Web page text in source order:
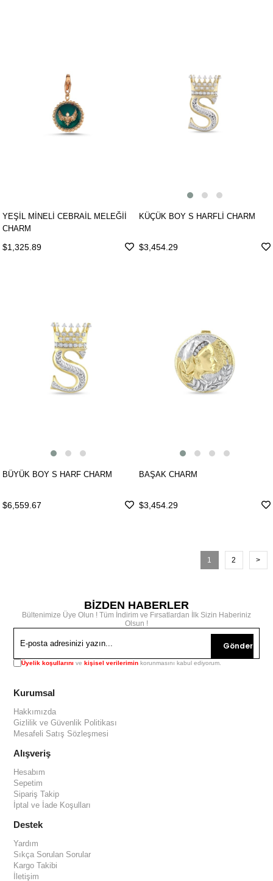
YEŞİL MİNELİ CEBRAİL MELEĞİİ
CHARM
$1,325.89
KÜÇÜK BOY S HARFLİ CHARM
$3,454.29
BÜYÜK BOY S HARF CHARM
$6,559.67
BAŞAK CHARM
$3,454.29
1 2 >
BİZDEN HABERLER
Bültenimize Üye Olun ! Tüm İndirim ve Fırsatlardan İlk Sizin Haberiniz
Olsun !
Gönder
Üyelik koşullarını vekişisel verilerimin korunmasını kabul ediyorum.
Kurumsal
Hakkımızda
Gizlilik ve Güvenlik Politikası
Mesafeli Satış Sözleşmesi
Alışveriş
Hesabım
Sepetim
Sipariş Takip
İptal ve İade Koşulları
Destek
Yardım
Sıkça Sorulan Sorular
Kargo Takibi
İletişim